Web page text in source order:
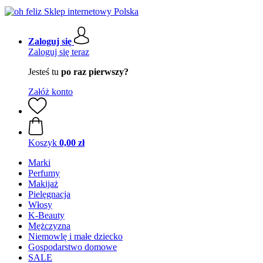
Zaloguj się
Zaloguj się teraz
Jesteś tu po raz pierwszy?
Załóż konto
Koszyk 0,00 zł
Marki
Perfumy
Makijaż
Pielęgnacja
Włosy
K-Beauty
Mężczyzna
Niemowlę i małe dziecko
Gospodarstwo domowe
SALE